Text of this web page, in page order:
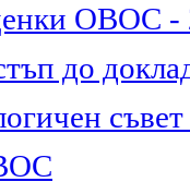
ОВОС -
до